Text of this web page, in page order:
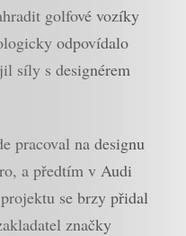
golfové vozíky
odpovídalo
síly s designérem
pracoval na designu
a předtím v Audi
se brzy přidal
značky